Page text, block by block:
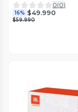
0(0)
16% $49.990
$59.990